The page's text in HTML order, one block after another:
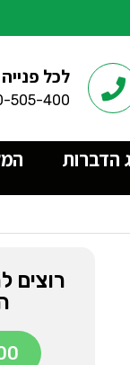
לכל
505-400
הדברות
רוצים